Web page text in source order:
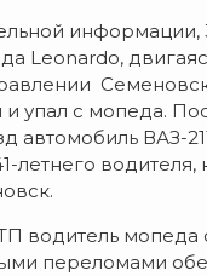
информации,
Leonardo,
упал с мопеда.
автомобиль ВАЗ-
летнего водителя,
водитель мопеда
переломами